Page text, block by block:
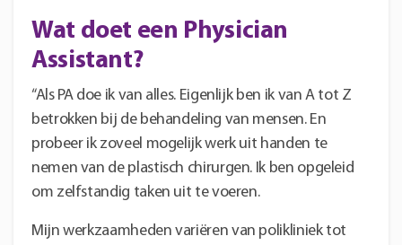
Wat doet een Physician
Assistant?
“Als PA doe ik van alles. Eigenlijk ben ik van A tot Z
betrokken bij de behandeling van mensen. En
probeer ik zoveel mogelijk werk uit handen te
nemen van de plastisch chirurgen. Ik ben opgeleid
om zelfstandig taken uit te voeren.
Mijn werkzaamheden variëren van polikliniek tot